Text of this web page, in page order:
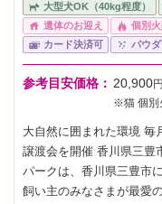
大型犬OK（40kg程度）
遺体のお迎え
個別
カード決済可
パウ
参考目安価格： 20,900
※猫 個別
大自然に囲まれた環境 毎
譲渡会を開催 香川県三豊
パークは、香川県三豊市
飼い主のみなさまが最愛